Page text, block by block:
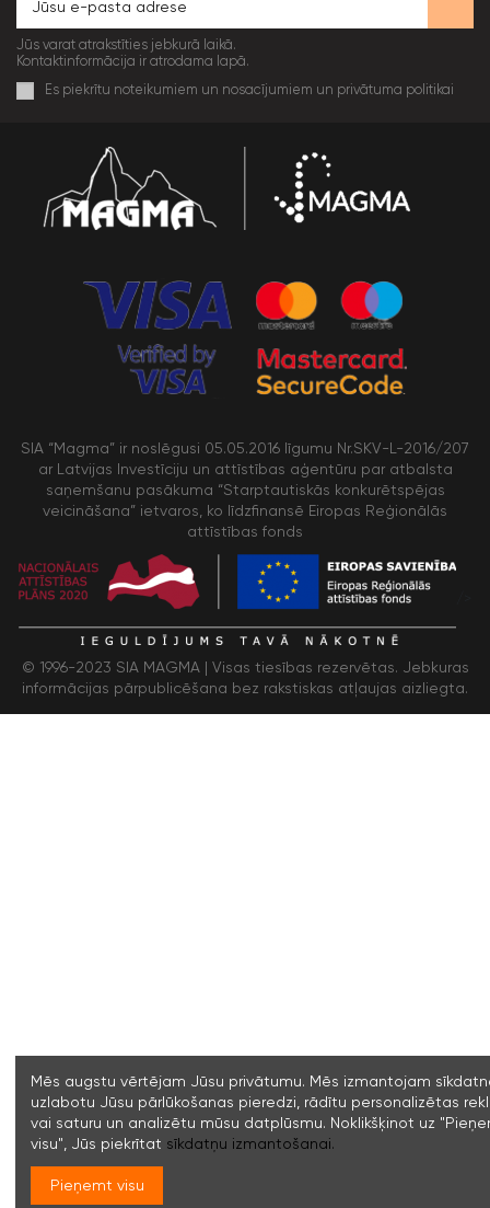
Jūs varat atrakstīties jebkurā laikā.
Kontaktinformācija ir atrodama lapā.
Es piekrītu noteikumiem un nosacījumiem un privātuma politikai
SIA “Magma” ir noslēgusi 05.05.2016 līgumu Nr.SKV-L-2016/207
ar Latvijas Investīciju un attīstības aģentūru par atbalsta
saņemšanu pasākuma “Starptautiskās konkurētspējas
veicināšana” ietvaros, ko līdzfinansē Eiropas Reģionālās
attīstības fonds
© 1996-2023 SIA MAGMA | Visas tiesības rezervētas. Jebkuras
informācijas pārpublicēšana bez rakstiskas atļaujas aizliegta.
Mēs augstu vērtējam Jūsu privātumu. Mēs izmantojam
uzlabotu Jūsu pārlūkošanas pieredzi, rādītu personalizētas
vai saturu un analizētu mūsu datplūsmu. Noklikšķinot uz
visu", Jūs piekrītat sīkdatņu izmantošanai.
Pieņemt visu